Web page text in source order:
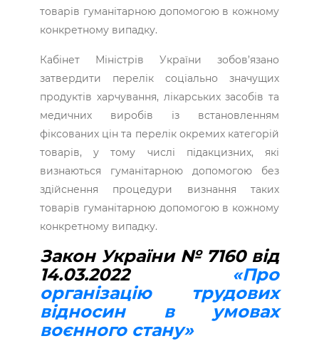
товарів гуманітарною допомогою в кожному
конкретному випадку.
Кабінет Міністрів України зобов’язано
затвердити перелік соціально значущих
продуктів харчування, лікарських засобів та
медичних виробів із встановленням
фіксованих цін та перелік окремих категорій
товарів, у тому числі підакцизних, які
визнаються гуманітарною допомогою без
здійснення процедури визнання таких
товарів гуманітарною допомогою в кожному
конкретному випадку.
Закон України № 7160 від
14.03.2022 «Про
організацію трудових
відносин в умовах
воєнного стану»